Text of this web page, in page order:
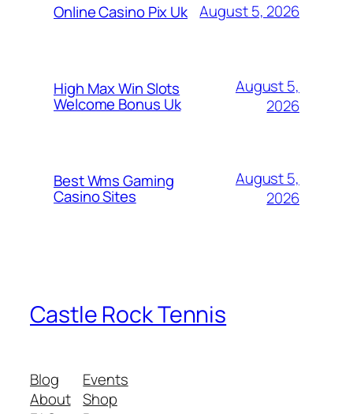
Online Casino Pix Uk August 5, 2026
High Max Win Slots
Welcome Bonus Uk
August 5,
2026
Best Wms Gaming
Casino Sites
August 5,
2026
Castle Rock Tennis
Blog
About
Events
Shop